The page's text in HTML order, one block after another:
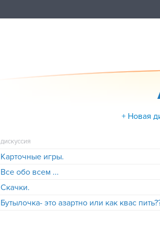
+ Новая
дискуссия
Карточные игры.
Все обо всем ...
Скачки.
Бутылочка- это азартно или как квас